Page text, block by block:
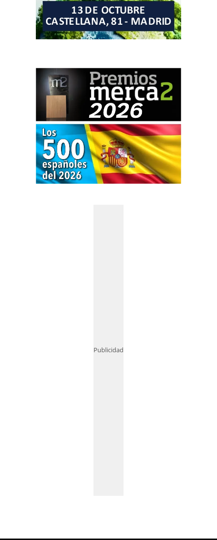
Publicidad